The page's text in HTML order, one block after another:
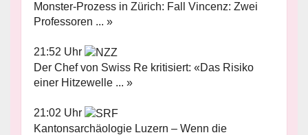
Monster-Prozess in Zürich: Fall Vincenz: Zwei
Professoren ... »
21:52 Uhr
Der Chef von Swiss Re kritisiert: «Das Risiko
einer Hitzewelle ... »
21:02 Uhr
Kantonsarchäologie Luzern – Wenn die